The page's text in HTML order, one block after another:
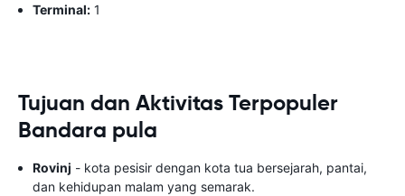
Terminal: 1
Tujuan dan Aktivitas Terpopuler
Bandara pula
Rovinj - kota pesisir dengan kota tua bersejarah, pantai,
dan kehidupan malam yang semarak.